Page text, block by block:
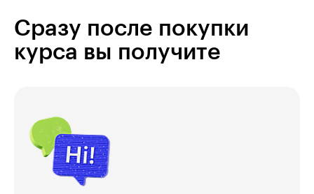
Сразу после покупки
курса вы получите